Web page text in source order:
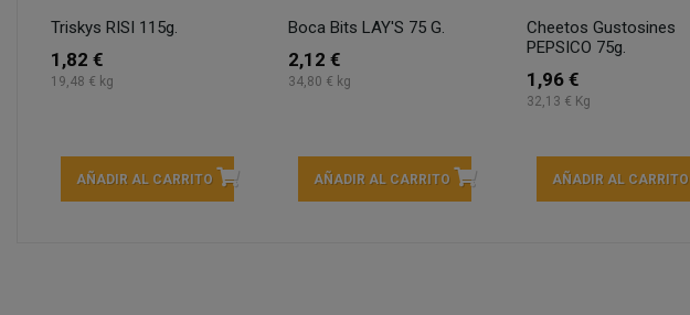
Triskys RISI 115g.
1,82 €
19,48 € kg
AÑADIR AL CARRITO
Boca Bits LAY'S 75 G.
2,12 €
34,80 € kg
AÑADIR AL CARRITO
Cheetos Gustosines
PEPSICO 75g.
1,96 €
32,13 € Kg
AÑADIR AL CARRITO